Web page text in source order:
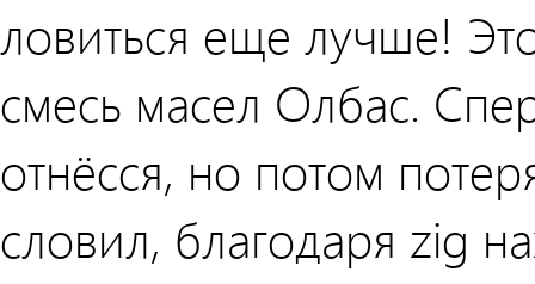
ловиться еще лучше!
смесь масел Олбас.
отнёсся, но потом
словил, благодаря zig